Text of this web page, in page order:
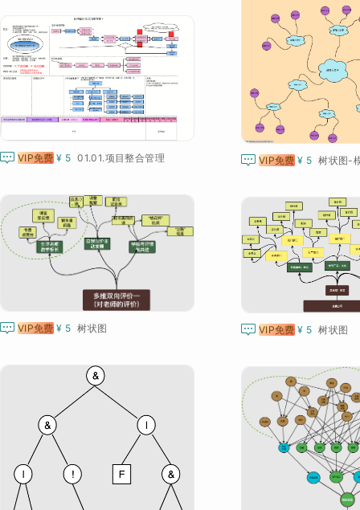
 VIP免费 ¥ 5 树状图-
 VIP免费 ¥ 5 01.01.项目整合管理
 VIP免费 ¥ 5 树状图  VIP免费 ¥ 5 树状图